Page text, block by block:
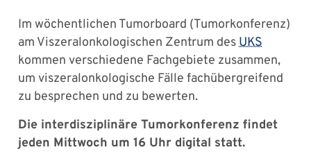
Im wöchentlichen Tumorboard (Tumorkonferenz)
am Viszeralonkologischen Zentrum desUKS
kommen verschiedene Fachgebiete zusammen,
um viszeralonkologische Fälle fachübergreifend
zu besprechen und zu bewerten.
Die interdisziplinäre Tumorkonferenz findet
jeden Mittwoch um 16 Uhr digital statt.